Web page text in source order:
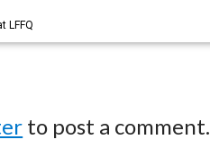
LFFQ
to post a comment.